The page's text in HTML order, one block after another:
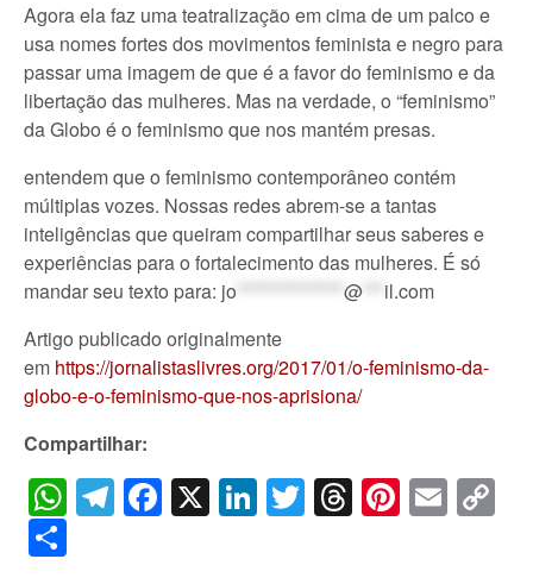
Agora ela faz uma teatralização em cima de um palco e
usa nomes fortes dos movimentos feminista e negro para
passar uma imagem de que é a favor do feminismo e da
libertação das mulheres. Mas na verdade, o “feminismo”
da Globo é o feminismo que nos mantém presas.
entendem que o feminismo contemporâneo contém
múltiplas vozes. Nossas redes abrem-se a tantas
inteligências que queiram compartilhar seus saberes e
experiências para o fortalecimento das mulheres. É só
mandar seu texto para: jo @
il.com
Artigo publicado originalmente
em https://jornalistaslivres.org/2017/01/o-feminismo-da-
globo-e-o-feminismo-que-nos-aprisiona/
Compartilhar:
WhatsApp
Telegram
Facebook
X LinkedIn
Twitter
Threads